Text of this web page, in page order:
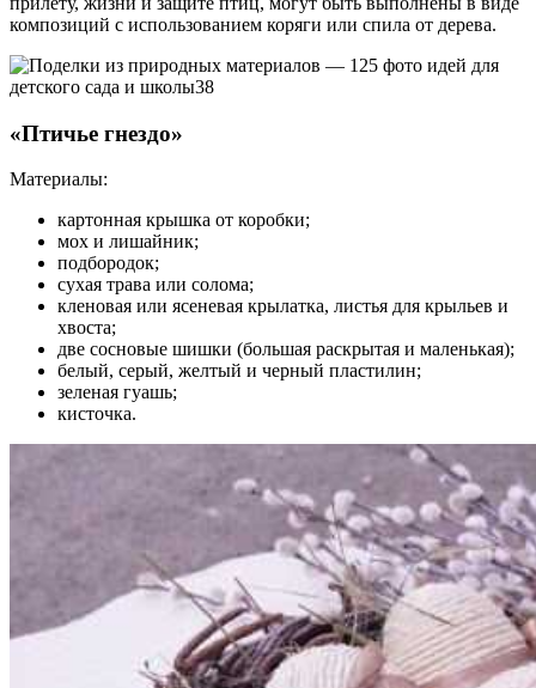
композиций с использованием коряги или спила от дерева.
«Птичье гнездо»
Материалы:
картонная крышка от коробки;
мох и лишайник;
подбородок;
сухая трава или солома;
кленовая или ясеневая крылатка, листья для крыльев и
хвоста;
две сосновые шишки (большая раскрытая и маленькая);
белый, серый, желтый и черный пластилин;
зеленая гуашь;
кисточка.